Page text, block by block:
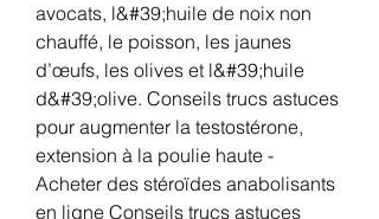
avocats, l&#39;huile de noix non
chauffé, le poisson, les jaunes
d’œufs, les olives et l&#39;huile
d&#39;olive. Conseils trucs astuces
pour augmenter la testostérone,
extension à la poulie haute -
Acheter des stéroïdes anabolisants
en ligne Conseils trucs astuces